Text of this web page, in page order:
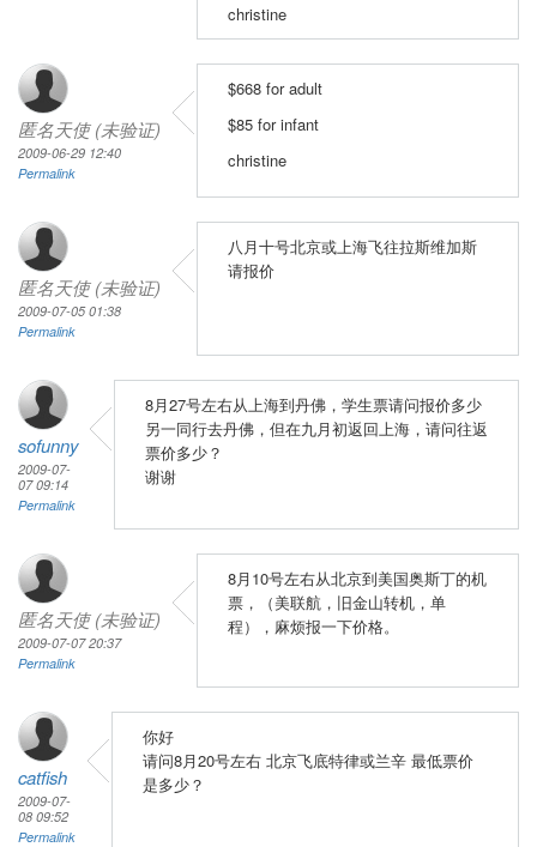
christine
匿名天使 (未验证)
2009-06-29 12:40
Permalink
$668 for adult
$85 for infant
christine
匿名天使 (未验证)
2009-07-05 01:38
Permalink
八月十号北京或上海飞往拉斯维加斯
请报价
sofunny
2009-07-
07 09:14
Permalink
8月27号左右从上海到丹佛，学生票请问报价多少
另一同行去丹佛，但在九月初返回上海，请问往返
票价多少？
谢谢
匿名天使 (未验证)
2009-07-07 20:37
Permalink
8月10号左右从北京到美国奥斯丁的机
票，（美联航，旧金山转机，单
程），麻烦报一下价格。
catfish
2009-07-
08 09:52
Permalink
你好
请问8月20号左右 北京飞底特律或兰辛 最低票价
是多少？